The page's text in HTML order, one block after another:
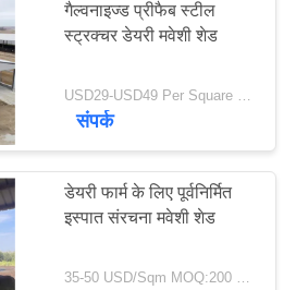
निर्माण
गैल्वनाइज्ड प्रीफैब स्टील
स्ट्रक्चर डेयरी मवेशी शेड
संपर्क
डेयरी फार्म के लिए पूर्वनिर्मित
इस्पात संरचना मवेशी शेड
35-50 USD/Sqm MOQ:200 वर्गमीटर